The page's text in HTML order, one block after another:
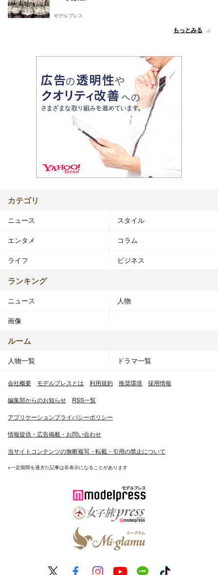
モデルプレス
もっとみる
カテゴリ
ニュース スタイル
エンタメ コラム
ライフ ビジネス
ランキング
ニュース 人物
画像
ルーム
人物一覧 ドラマ一覧
会社概要 モデルプレスとは 利用規約 推奨環境 採用情報
編集部からのお知らせ RSS一覧
アプリケーションプライバシーポリシー
情報提供・広告掲載・お問い合わせ
当サイトコンテンツの無断複写・転載・引用の禁止について
※一定期間を過ぎた記事は非表示になることがあります